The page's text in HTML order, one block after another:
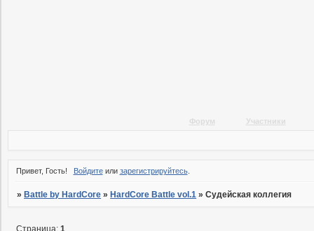
Форум Участники
Привет, Гость! Войдитеили зарегистрируйтесь.
» Battle by HardCore » HardCore Battle vol.1 »Судейская коллегия
Страница:1